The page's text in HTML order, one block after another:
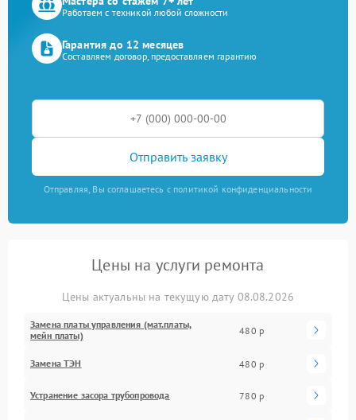
Работаем с техникой любой сложности
Гарантия до 12 месяцев
Составляем договор, предоставляем гарантию
Отправить заявку
Отправляя, Вы соглашаетесь с политикой конфиденциальности
Цены на услуги ремонта
Цены актуальны на текущую дату 08.08.2026
Замена платы управления (мат.платы,
мейн платы)
480 р
Замена ТЭН 480 р
Устранение засора трубопровода 780 р